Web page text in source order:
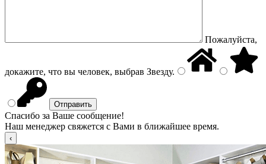
Пожалуйста,
докажите, что вы человек, выбрав Звезду.
Спасибо за Ваше сообщение!
Наш менеджер свяжется с Вами в ближайшее время.